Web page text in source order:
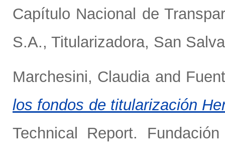
Capítulo Nacional de
S.A., Titularizadora, San
Marchesini, Claudiaand
los fondos de titularización
Technical Report.